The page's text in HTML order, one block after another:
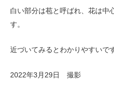
白い部分は苞と呼ばれ、花は中
す。
近づいてみるとわかりやすいで
2022年3月29日 撮影